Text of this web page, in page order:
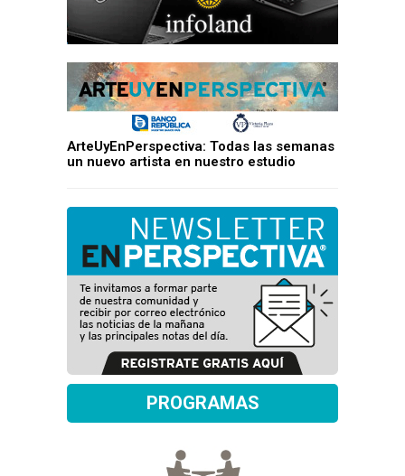
ArteUyEnPerspectiva: Todas las semanas
un nuevo artista en nuestro estudio
PROGRAMAS